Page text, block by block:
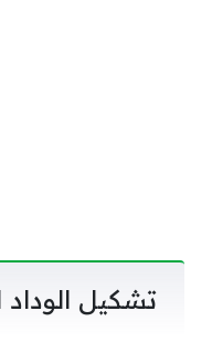
تشكيل الوداد